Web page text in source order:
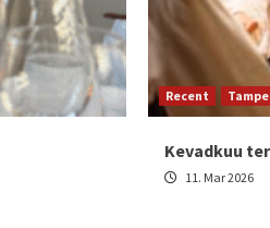
Recent
Kevadkuu
11. Mar 2026